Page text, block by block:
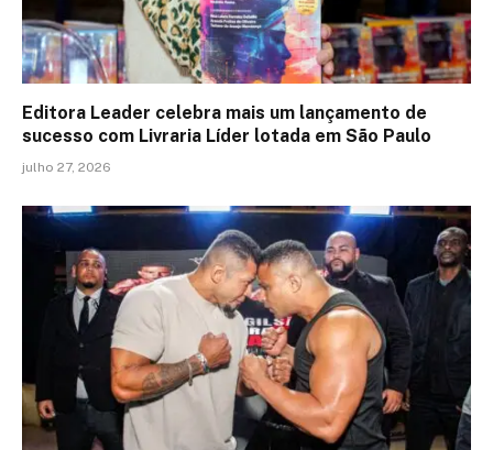
Editora Leader celebra mais um lançamento de
sucesso com Livraria Líder lotada em São Paulo
julho 27, 2026